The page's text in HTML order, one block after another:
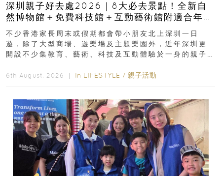
深圳親子好去處2026｜8大必去景點！全新自
然博物館＋免費科技館＋互動藝術館附適合年
齡、交通、門票、開放時間
不少香港家長周末或假期都會帶小朋友北上深圳一日
遊，除了大型商場、遊樂場及主題樂園外，近年深圳更
開設不少集教育、藝術、科技及互動體驗於一身的親子
6th August, 2026 ｜ In LIFESTYLE / 親子活動